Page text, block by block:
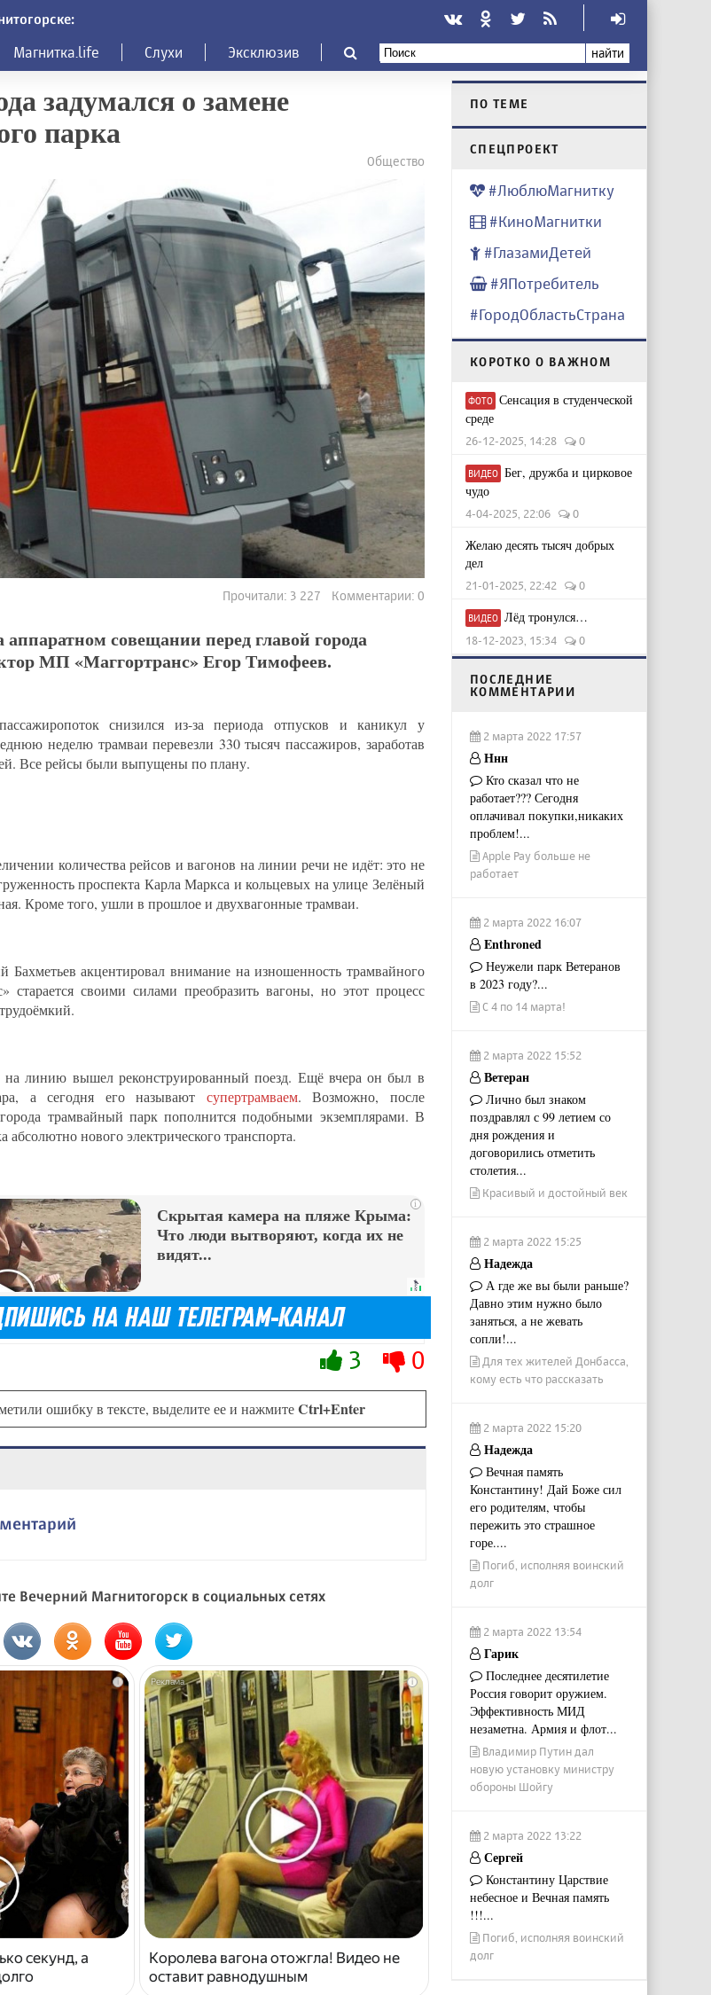
Магнитка.life Слухи Эксклюзив найти
задумался о замене
парка
Общество
Прочитали: 3 227 Комментарии: 0
совещании перед главой города
МП «Маггортранс» Егор Тимофеев.
снизился из-за периода отпусков и каникул у
неделю трамваи перевезли 330 тысяч пассажиров, заработав
Все рейсы были выпущены по плану.
количества рейсов и вагонов на линии речи не идёт: это не
проспекта Карла Маркса и кольцевых на улице Зелёный
Кроме того, ушли в прошлое и двухвагонные трамваи.
Бахметьев акцентировал внимание на изношенность трамвайного
старается своими силами преобразить вагоны, но этот процесс
на линию вышел реконструированный поезд. Ещё вчера он был в
а сегодня его называют супертрамваем. Возможно, после
трамвайный парк пополнится подобными экземплярами. В
абсолютно нового электрического транспорта.
i
Скрытая камера на пляже Крыма:
Что люди вытворяют, когда их не
видят...
3 0
ошибку в тексте, выделите ее и нажмитеCtrl+Enter
Вечерний Магнитогорск в социальных сетях
i
секунд, а
i
Королева вагона отожгла! Видео не
оставит равнодушным
ПО ТЕМЕ
CПЕЦПРОЕКТ
#ЛюблюМагнитку
#КиноМагнитки
#ГлазамиДетей
#ЯПотребитель
#ГородОбластьСтрана
КОРОТКО О ВАЖНОМ
ФОТО Сенсация в студенческой
среде
26-12-2025, 14:28 0
ВИДЕО Бег, дружба и цирковое
чудо
4-04-2025, 22:06 0
Желаю десять тысяч добрых
дел
21-01-2025, 22:42 0
ВИДЕО Лёд тронулся…
18-12-2023, 15:34 0
ПОСЛЕДНИЕ
КОММЕНТАРИИ
2 марта 2022 17:57
Ннн
Кто сказал что не
работает??? Сегодня
оплачивал покупки,никаких
проблем!...
Apple Pay больше не
работает
2 марта 2022 16:07
Enthroned
Неужели парк Ветеранов
в 2023 году?...
С 4 по 14 марта!
2 марта 2022 15:52
Ветеран
Лично был знаком
поздравлял с 99 летием со
дня рождения и
договорились отметить
столетия...
Красивый и достойный век
2 марта 2022 15:25
Надежда
А где же вы были раньше?
Давно этим нужно было
заняться, а не жевать
сопли!...
Для тех жителей Донбасса,
кому есть что рассказать
2 марта 2022 15:20
Надежда
Вечная память
Константину! Дай Боже сил
его родителям, чтобы
пережить это страшное
горе....
Погиб, исполняя воинский
долг
2 марта 2022 13:54
Гарик
Последнее десятилетие
Россия говорит оружием.
Эффективность МИД
незаметна. Армия и флот...
Владимир Путин дал
новую установку министру
обороны Шойгу
2 марта 2022 13:22
Сергей
Константину Царствие
небесное и Вечная память
!!!...
Погиб, исполняя воинский
долг